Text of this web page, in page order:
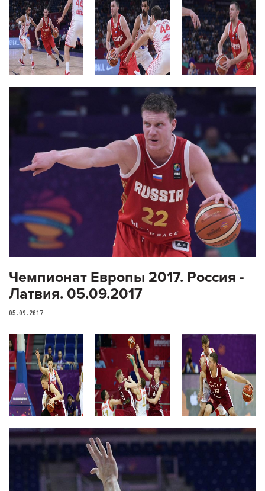
Чемпионат Европы 2017. Россия -
Латвия. 05.09.2017
05.09.2017